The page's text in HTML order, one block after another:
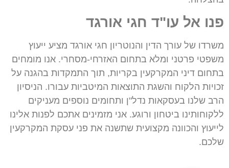
פנו אל עו"ד חגי אורגד
משרדו של עורך הדין והנוטריון חגי אורגד מציע ייעוץ
משפטי פרטני ומלא בתחום האזרחי-מסחרי. אנו מומחים
בתחום דיני המקרקעין בקריות, תוך התמקדות בהגנה על
זכויות הלקוח והשגת התוצאות המיטביות עבורו. הניסיון
הרב שלנו בעסקאות נדל"ן ותחומים נוספים מעניקים
ללקוחותינו ביטחון ורוגע. אני מזמינים אתכם לפנות אלינו
לייעוץ והכוונה מקצועית שתשנה את פני עסקת המקרקעין
שלכם.